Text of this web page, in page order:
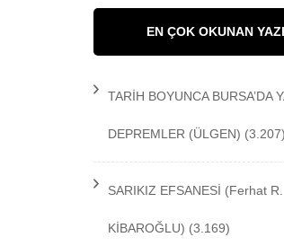
SOSYOLOJİ
EN ÇOK OKUNAN
TARİH BOYUNCA BURSA’DA
DEPREMLER (ÜLGEN) (3.207)
SARIKIZ EFSANESİ (Ferhat R.
KİBAROĞLU) (3.169)